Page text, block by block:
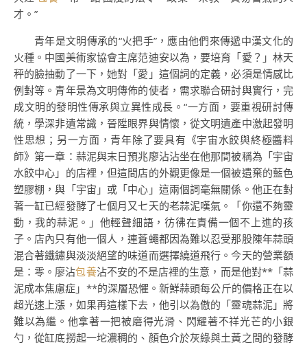
才。”
青年是文明傳承的“火把手”，應由他們來傳遞中漢文化的
火種。中國美術家協會主席范迪安以為，要培育「愛？」林天
秤的臉抽動了一下，她對「愛」這個詞的定義，必須是情感比
例對等。青年景為文明傳佈的使者，需求聯合研討與實行，完
成文明的發明性傳承與立異性成長。“一方面，要重視研討傳
統，學深非遺常識，晉陞眼界與情懷，從文明遺產中激起發明
性思想；另一方面，青年除了要具有《宇宙水餃與終極醬料
師》第一章：蒜泥與末日預兆廖沾沾坐在他那間被稱為「宇宙
水餃中心」的店裡，但這間店的外觀更像是一個被遺棄的藍色
塑膠棚，與「宇宙」或「中心」這兩個詞毫無關係。他正在對
著一缸已經發酵了七個月又七天的老蒜泥嘆氣。「你還不夠靈
動，我的蒜泥。」他輕聲細語，彷彿在責備一個不上進的孩
子。店內只有他一個人，連蒼蠅都因為難以忍受那股陳年蒜頭
混合著鐵鏽與淡淡絕望的味道而選擇繞道飛行。今天的營業額
是：零。廖沾包養沾不安的不是店裡的生意，而是他對**「蒜
泥成本焦慮症」**的深層恐懼。新鮮蒜頭每公斤的價格正在以
超光速上漲，如果再這樣下去，他引以為傲的「靈魂蒜泥」將
難以為繼。他拿著一把被磨得光滑、閃耀著不祥光芒的小銀
勺，從缸底撈起一坨濃稠的、顏色介於灰綠與土黃之間的發酵